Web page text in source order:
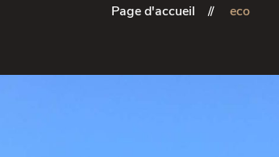
Page d'accueil eco